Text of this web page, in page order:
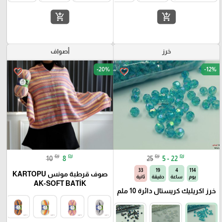
add_shopping_cart
add_shopping_cart
خرز
favorite_border -12%
25 ₪ 5 - 22 ₪
114
يوم
4
ساعة
19
دقيقة
32
ثانية
خرز اكريليك كريستال دائرة 10 ملم
أصواف
favorite_border -20%
10 ₪ 8 ₪
صوف قرطبة مونس KARTOPU
AK-SOFT BATİK